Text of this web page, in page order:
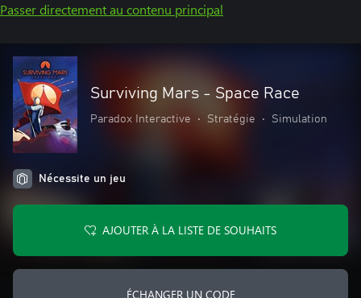
Passer directement au contenu principal
Surviving Mars - Space Race
Paradox Interactive • Stratégie • Simulation
Nécessite un jeu
AJOUTER À LA LISTE DE SOUHAITS
ÉCHANGER UN CODE